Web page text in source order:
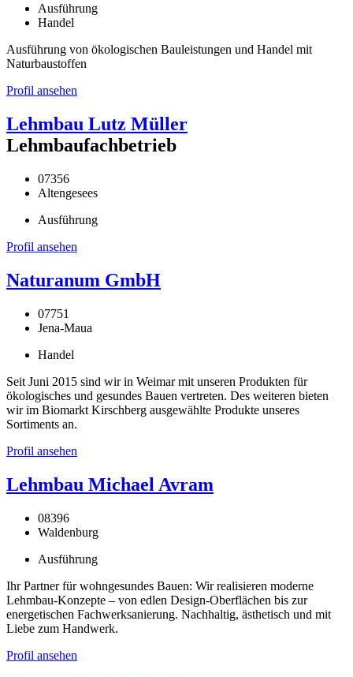
Ausführung
Handel
Ausführung von ökologischen Bauleistungen und Handel mit
Naturbaustoffen
Profil ansehen
Lehmbau Lutz Müller
Lehmbaufachbetrieb
07356
Altengesees
Ausführung
Profil ansehen
Naturanum GmbH
07751
Jena-Maua
Handel
Seit Juni 2015 sind wir in Weimar mit unseren Produkten für
ökologisches und gesundes Bauen vertreten. Des weiteren bieten
wir im Biomarkt Kirschberg ausgewählte Produkte unseres
Sortiments an.
Profil ansehen
Lehmbau Michael Avram
08396
Waldenburg
Ausführung
Ihr Partner für wohngesundes Bauen: Wir realisieren moderne
Lehmbau-Konzepte – von edlen Design-Oberflächen bis zur
energetischen Fachwerksanierung. Nachhaltig, ästhetisch und mit
Liebe zum Handwerk.
Profil ansehen